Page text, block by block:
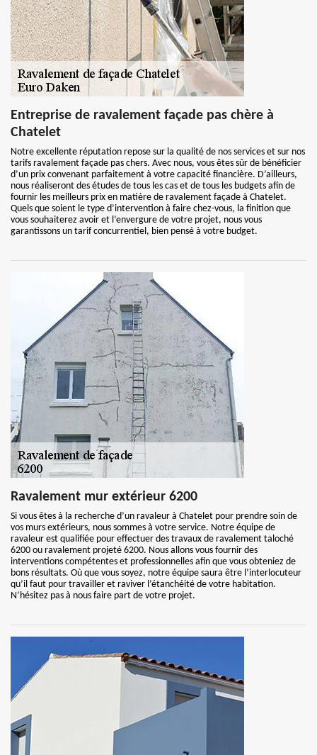
Entreprise de ravalement façade pas chère à
Chatelet
Notre excellente réputation repose sur la qualité de nos services et sur nos
tarifs ravalement façade pas chers. Avec nous, vous êtes sûr de bénéficier
d’un prix convenant parfaitement à votre capacité financière. D’ailleurs,
nous réaliseront des études de tous les cas et de tous les budgets afin de
fournir les meilleurs prix en matière de ravalement façade à Chatelet.
Quels que soient le type d’intervention à faire chez-vous, la finition que
vous souhaiterez avoir et l’envergure de votre projet, nous vous
garantissons un tarif concurrentiel, bien pensé à votre budget.
Ravalement mur extérieur 6200
Si vous êtes à la recherche d’un ravaleur à Chatelet pour prendre soin de
vos murs extérieurs, nous sommes à votre service. Notre équipe de
ravaleur est qualifiée pour effectuer des travaux de ravalement taloché
6200 ou ravalement projeté 6200. Nous allons vous fournir des
interventions compétentes et professionnelles afin que vous obteniez de
bons résultats. Où que vous soyez, notre équipe saura être l’interlocuteur
qu’il faut pour travailler et raviver l’étanchéité de votre habitation.
N’hésitez pas à nous faire part de votre projet.